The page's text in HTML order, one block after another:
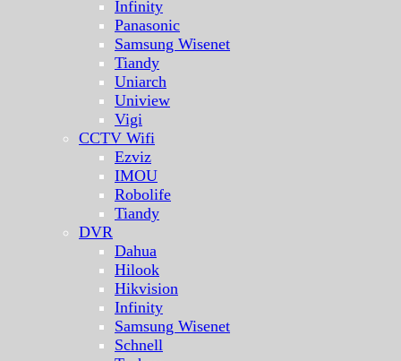
Infinity
Panasonic
Samsung Wisenet
Tiandy
Uniarch
Uniview
Vigi
CCTV Wifi
Ezviz
IMOU
Robolife
Tiandy
DVR
Dahua
Hilook
Hikvision
Infinity
Samsung Wisenet
Schnell